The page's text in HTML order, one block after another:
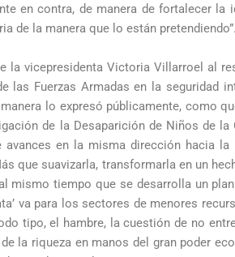
en contra, de manera de fortalecer la
de la manera que lo están pretendiendo”.
vicepresidenta Victoria Villarroel al
las Fuerzas Armadas en la seguridad
lo expresó públicamente, como
de la Desaparición de Niños de
en la misma dirección hacia
que suavizarla, transformarla en un
mismo tiempo que se desarrolla un
va para los sectores de menores
tipo, el hambre, la cuestión de no
la riqueza en manos del gran poder